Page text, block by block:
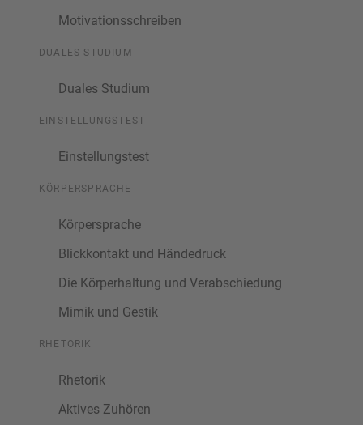
Motivationsschreiben
DUALES STUDIUM
Duales Studium
EINSTELLUNGSTEST
Einstellungstest
KÖRPERSPRACHE
Körpersprache
Blickkontakt und Händedruck
Die Körperhaltung und Verabschiedung
Mimik und Gestik
RHETORIK
Rhetorik
Aktives Zuhören